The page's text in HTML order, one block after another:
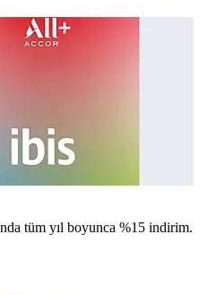
tüm yıl boyunca %15 indirim.